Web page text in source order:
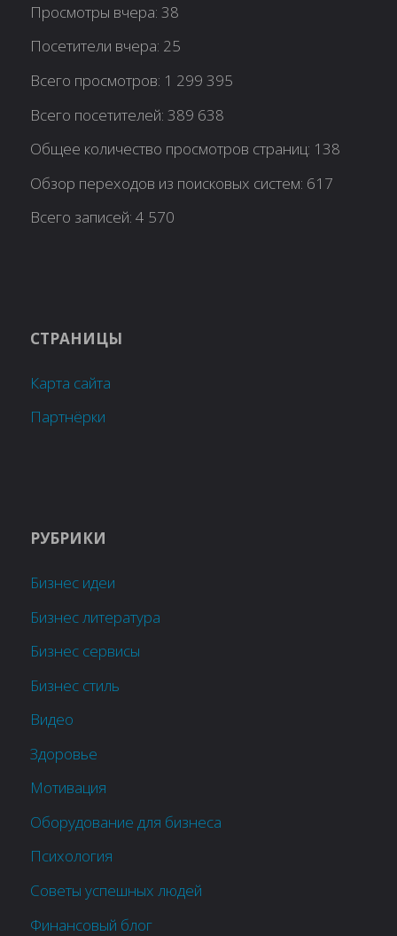
Просмотры вчера:38
Посетители вчера: 25
Всего просмотров: 1 299 395
Всего посетителей:389 638
Общее количество просмотров страниц: 138
Обзор переходов из поисковых систем: 617
Всего записей:4 570
СТРАНИЦЫ
Карта сайта
Партнёрки
РУБРИКИ
Бизнес идеи
Бизнес литература
Бизнес сервисы
Бизнес стиль
Видео
Здоровье
Мотивация
Оборудование для бизнеса
Психология
Советы успешных людей
Финансовый блог